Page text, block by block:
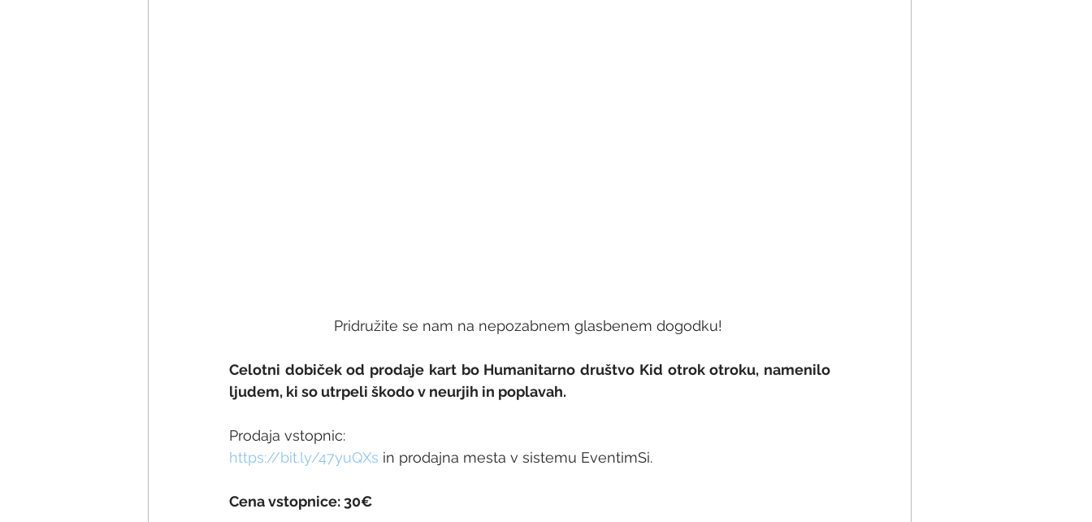
Pridružite se nam na nepozabnem glasbenem dogodku!
Celotni dobiček od prodaje kart bo Humanitarno društvo Kid otrok otroku, namenilo
ljudem, ki so utrpeli škodo v neurjih in poplavah.
Prodaja vstopnic:
https://bit.ly/47yuQXs in prodajna mesta v sistemu EventimSi.
Cena vstopnice: 30€